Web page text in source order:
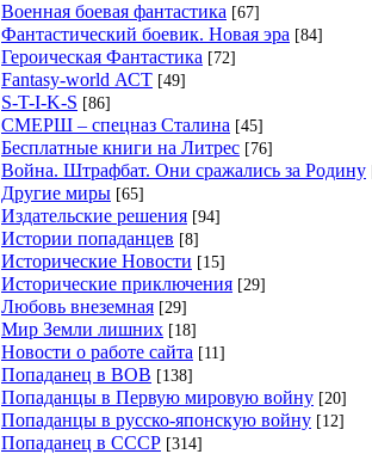
Военная боевая фантастика [67]
Фантастический боевик. Новая эра [84]
Героическая Фантастика [72]
Fantasy-world АСТ [49]
S-T-I-K-S [86]
СМЕРШ – спецназ Сталина [45]
Бесплатные книги на Литрес [76]
Война. Штрафбат. Они сражались за Родину
Другие миры [65]
Издательские решения [94]
Истории попаданцев [8]
Исторические Новости [15]
Исторические приключения [29]
Любовь внеземная [29]
Мир Земли лишних [18]
Новости о работе сайта [11]
Попаданец в ВОВ [138]
Попаданцы в Первую мировую войну [20]
Попаданцы в русско-японскую войну [12]
Попаданец в СССР [314]